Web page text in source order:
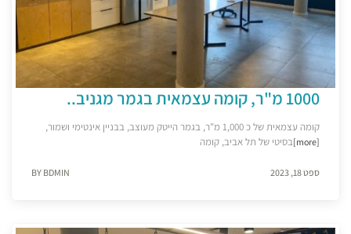
1000 מ"ר, קומה עצמאית בגמר מגניב..
קומה עצמאית של כ 1,000 מ"ר, בגמר הייטק מעוצב, בבניין אינטימי ושמור,
בסיטי של תל אביב, קומה
[more]
BY BDMIN ספט 18, 2023